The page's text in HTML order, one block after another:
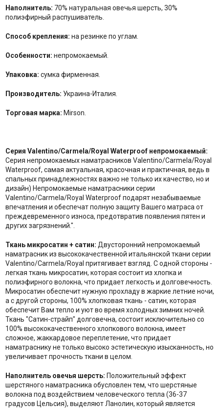
Наполнитель: 70% натуральная овечья шерсть, 30%
полиэфирный распушиватель.
Способ крепления: на резинке по углам.
Особенности: непромокаемый.
Упаковка: сумка фирменная.
Производитель: Украина-Италия.
Торговая марка: Mirson.
Серия Valentino/Carmela/Royal Waterproof непромокаемый:
Серия непромокаемых наматрасников Valentino/Carmela/Royal
Waterproof, самая актуальная, красочная и практичная, ведь в
спальных принадлежностях важно не только их качество, но и
дизайн) Непромокаемые наматрасники серии
Valentino/Carmela/Royal Waterproof подарят незабываемые
впечатления и обеспечат полную защиту Вашего матраса от
преждевременного износа, предотвратив появления пятен и
других загрязнений.".
Ткань микросатин + сатин: Двусторонний непромокаемый
наматрасник из высококачественной итальянской ткани серии
Valentino/Carmela/Royal притягивает взгляд. С одной стороны -
легкая ткань микросатин, которая состоит из хлопка и
полиэфирного волокна, что придает легкость и долговечность.
Микросатин обеспечит нужную прохладу в жаркие летние ночи,
а с другой стороны, 100% хлопковая ткань - сатин, которая
обеспечит Вам тепло и уют во время холодных зимних ночей.
Ткань "Сатин-страйп" долговечна, состоит исключительно со
100% высококачественного хлопкового волокна, имеет
сложное, жаккардовое переплетение, что придает
наматраснику не только высоко эстетическую изысканность, но
увеличивает прочность ткани в целом.
Наполнитель овечья шерсть: Положительный эффект
шерстяного наматрасника обусловлен тем, что шерстяные
волокна под воздействием человеческого тепла (36-37
градусов Цельсия), выделяют Ланолин, который является